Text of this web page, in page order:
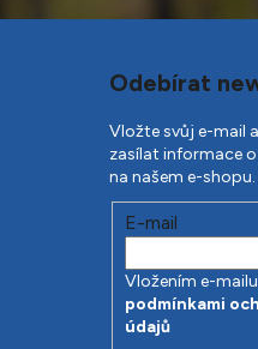
Odebírat
Vložte svůj e-mail
zasílat informace
na našem e-shopu.
E-mail
Vložením e-
podmínkami
údajů